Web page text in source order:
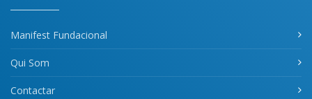
Manifest Fundacional
Qui Som
Contactar